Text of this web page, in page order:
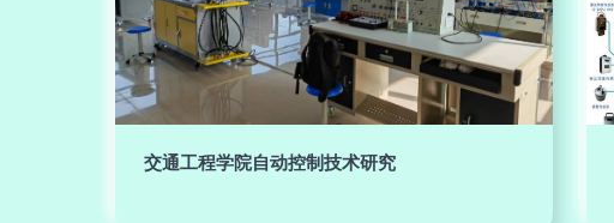
交通工程学院自动控制技术研究